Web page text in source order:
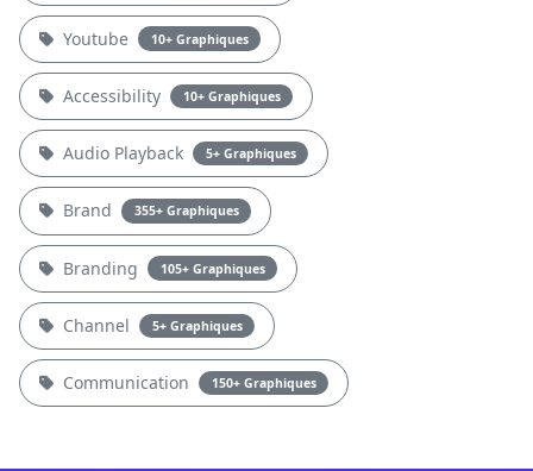
Youtube 10+ Graphiques
Accessibility 10+ Graphiques
Audio Playback 5+ Graphiques
Brand 355+ Graphiques
Branding 105+ Graphiques
Channel 5+ Graphiques
Communication 150+ Graphiques